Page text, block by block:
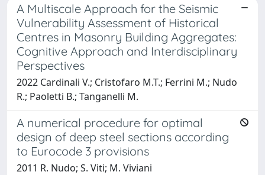
A Multiscale Approach for the Seismic
Vulnerability Assessment of Historical
Centres in Masonry Building Aggregates:
Cognitive Approach and Interdisciplinary
Perspectives
2022 Cardinali V.; Cristofaro M.T.; Ferrini M.; Nudo
R.; Paoletti B.; Tanganelli M.
A numerical procedure for optimal
design of deep steel sections according
to Eurocode 3 provisions
2011 R. Nudo; S. Viti; M. Viviani